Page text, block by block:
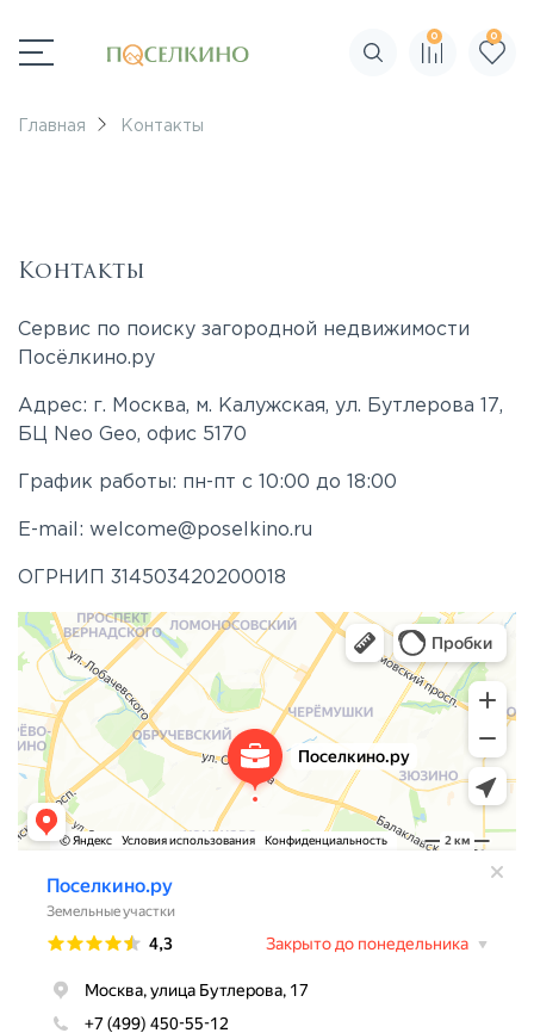
Поиск по сайту
0 0
Главная Контакты
Контакты
Сервис по поиску загородной недвижимости
Посёлкино.ру
Адрес: г. Москва, м. Калужская, ул. Бутлерова 17,
БЦ Neo Geo, офис 5170
График работы: пн-пт с 10:00 до 18:00
E-mail: welcome@poselkino.ru
ОГРНИП 314503420200018